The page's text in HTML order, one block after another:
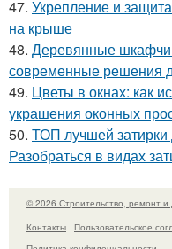
47. Укрепление и
на крыше
48. Деревянные
современные решения
49. Цветы в окнах: как
украшения оконных
50. ТОП лучшей затирки
Разобраться в видах
© 2026 Строительство, ремонт и
Контакты
Пользовательское